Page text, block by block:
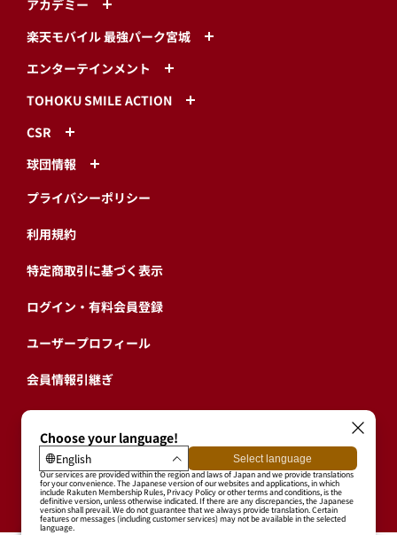
アカデミー
楽天モバイル 最強パーク宮城
エンターテインメント
TOHOKU SMILE ACTION
CSR
球団情報
プライバシーポリシー
利用規約
特定商取引に基づく表示
ログイン・有料会員登録
ユーザープロフィール
会員情報引継ぎ
退会
東北楽天ゴールデンイーグルス公式サイト
Copyright © RAKUTEN BASEBALL, INC. All Rights Reserved.